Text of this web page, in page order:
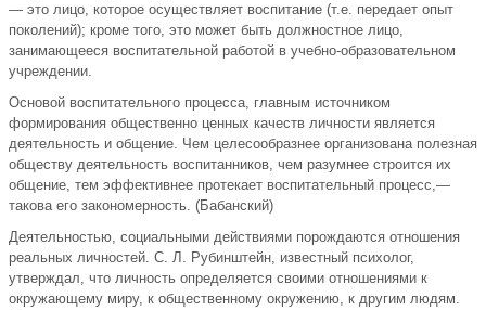
— это лицо, которое осуществляет воспитание (т.е. передает опыт
поколений); кроме того, это может быть должностное лицо,
занимающееся воспитательной работой в учебно-образовательном
учреждении.
Основой воспитательного процесса, главным источником
формирования общественно ценных качеств личности является
деятельность и общение. Чем целесообразнее организована полезная
обществу деятельность воспитанников, чем разумнее строится их
общение, тем эффективнее протекает воспитательный процесс,—
такова его закономерность. (Бабанский)
Деятельностью, социальными действиями порождаются отношения
реальных личностей. С. Л. Рубинштейн, известный психолог,
утверждал, что личность определяется своими отношениями к
окружающему миру, к общественному окружению, к другим людям.